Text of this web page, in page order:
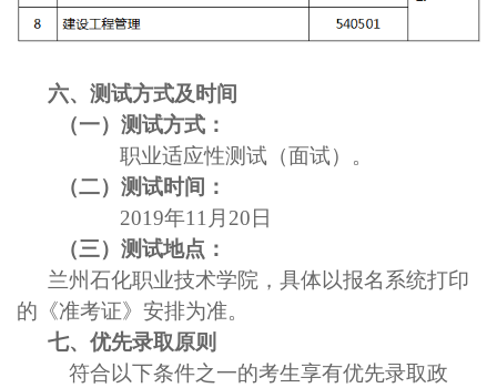
六、 测试方式及时间
（一）测试方式：
职业适应性测试（面试）。
（二）测试时间：
2019年11月20日
（三）测试地点：
兰州石化职业技术学院，具体以报名系统打印
的《准考证》安排为准。
七、优先录取原则
符合以下条件之一的考生享有优先录取政